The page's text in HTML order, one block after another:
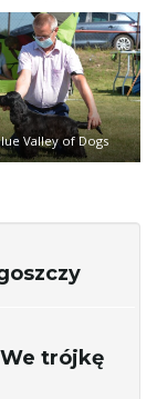
c
z
Valley of Dogs
trójkę